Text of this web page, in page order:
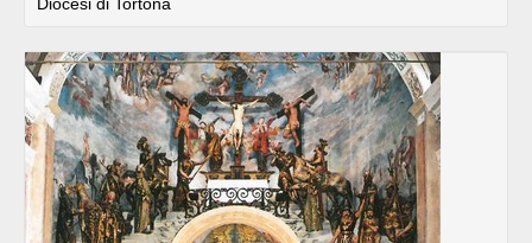
Diocesi di Tortona